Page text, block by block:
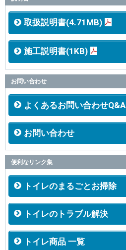
取扱説明書(4.71MB)
施工説明書(1KB)
お問い合わせ
よくあるお問い合わせQ&A
お問い合わせ
便利なリンク集
トイレのまるごとお掃除
トイレのトラブル解決
トイレ商品 一覧